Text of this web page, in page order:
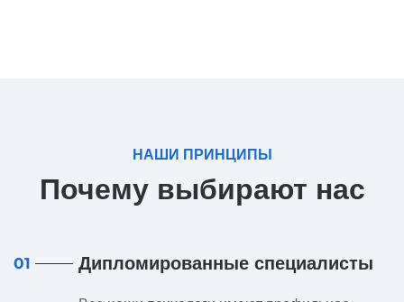
НАШИ ПРИНЦИПЫ
Почему выбирают нас
01 Дипломированные специалисты